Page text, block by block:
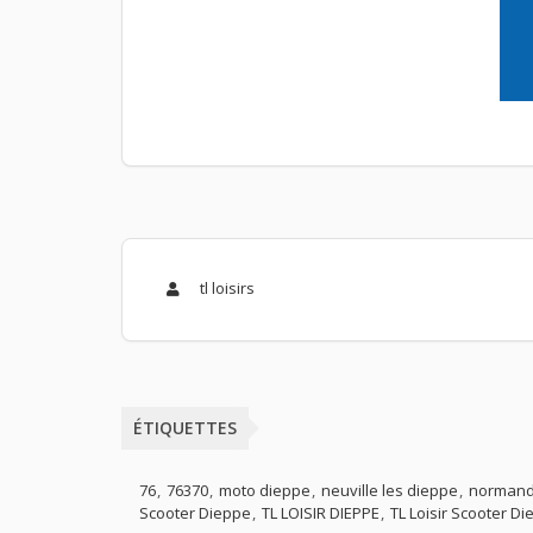
tl loisirs
ÉTIQUETTES
76 76370 moto dieppe neuville les dieppe
Scooter Dieppe TL LOISIR DIEPPE TL Loisir Scooter